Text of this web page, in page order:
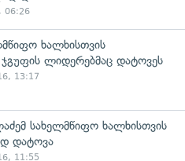
06:26
ხალხისთვის
ლიდერებმაც დატოვეს
13:17
სახელმწიფო ხალხისთვის
დატოვა
11:55